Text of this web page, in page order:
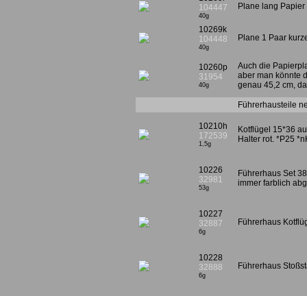
104447
40g
Plane lang
10269k
104448
40g
Plane 1 Paar
10260p
31954
40g
Auch die
aber man könnte
genau 45,2 cm,
Führerhausteile
10210h
172539
1,5g
Kotflügel 15*36
Halter rot. *P25
10226
32981
53g
Führerhaus Set
immer farblich
10227
32887
6g
Führerhaus
10228
32888
6g
Führerhaus